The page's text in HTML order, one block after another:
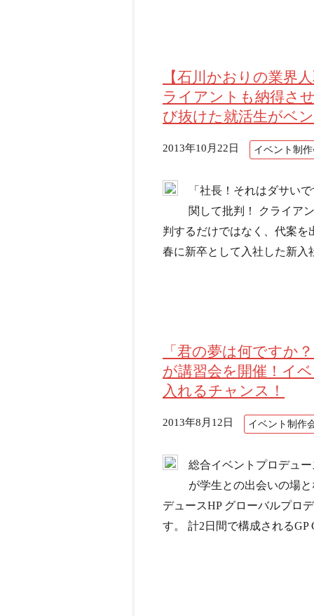
【石川かおりの業界
ライアントも納得さ
び抜けた就活生がベ
2013年10月22日 イベント制
「社長！それはダサい
関して批判！ クライア
判するだけではなく、代案
春に新卒として入社した新入
「君の夢は何ですか
が講習会を開催！イ
入れるチャンス！
2013年8月12日 イベント制作
総合イベントプロデュ
が学生との出会いの場
デュースHP グローバルプロ
す。 計2日間で構成されるGP